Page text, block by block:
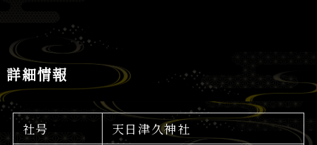
詳細情報
社号
天日津久神社